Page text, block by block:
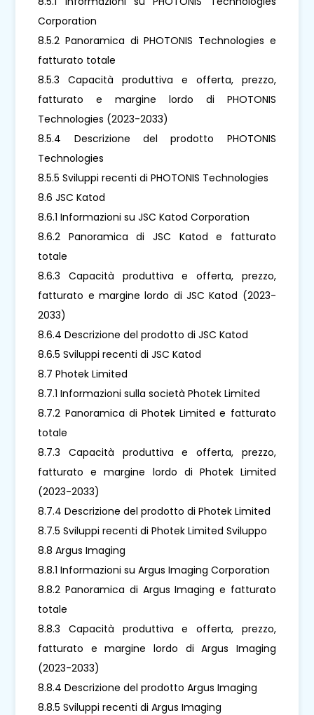
Corporation
8.5.2 Panoramica di PHOTONIS Technologies e
fatturato totale
8.5.3 Capacità produttiva e offerta, prezzo,
fatturato e margine lordo di PHOTONIS
Technologies (2023-2033)
8.5.4 Descrizione del prodotto PHOTONIS
Technologies
8.5.5 Sviluppi recenti di PHOTONIS Technologies
8.6 JSC Katod
8.6.1 Informazioni su JSC Katod Corporation
8.6.2 Panoramica di JSC Katod e fatturato
totale
8.6.3 Capacità produttiva e offerta, prezzo,
fatturato e margine lordo di JSC Katod (2023-
2033)
8.6.4 Descrizione del prodotto di JSC Katod
8.6.5 Sviluppi recenti di JSC Katod
8.7 Photek Limited
8.7.1 Informazioni sulla società Photek Limited
8.7.2 Panoramica di Photek Limited e fatturato
totale
8.7.3 Capacità produttiva e offerta, prezzo,
fatturato e margine lordo di Photek Limited
(2023-2033)
8.7.4 Descrizione del prodotto di Photek Limited
8.7.5 Sviluppi recenti di Photek Limited Sviluppo
8.8 Argus Imaging
8.8.1 Informazioni su Argus Imaging Corporation
8.8.2 Panoramica di Argus Imaging e fatturato
totale
8.8.3 Capacità produttiva e offerta, prezzo,
fatturato e margine lordo di Argus Imaging
(2023-2033)
8.8.4 Descrizione del prodotto Argus Imaging
8.8.5 Sviluppi recenti di Argus Imaging